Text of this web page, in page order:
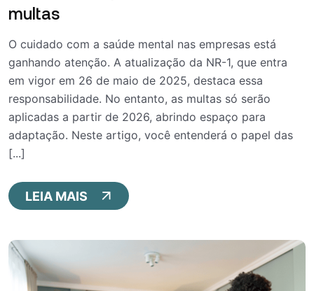
multas
O cuidado com a saúde mental nas empresas está
ganhando atenção. A atualização da NR-1, que entra
em vigor em 26 de maio de 2025, destaca essa
responsabilidade. No entanto, as multas só serão
aplicadas a partir de 2026, abrindo espaço para
adaptação. Neste artigo, você entenderá o papel das
[...]
LEIA MAIS